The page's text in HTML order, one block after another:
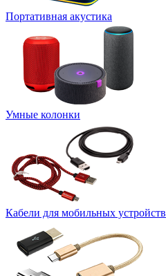
Портативная акустика
Умные колонки
Кабели для мобильных устройств